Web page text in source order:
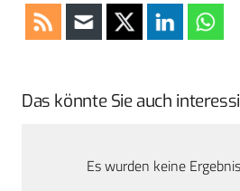
Das könnte Sie auch
Es wurden keine